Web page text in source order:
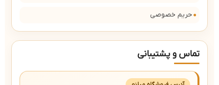
حریم خصوصی
تماس و پشتیبانی